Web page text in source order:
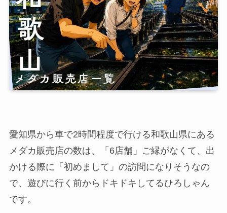
愛知県から車で2時間程度で行ける和歌山県にある
メダカ販売店の数は、「6店舗」ご縁がなくて、出
かける際に「初めまして」の訪問になりそうなの
で、遊びに行く前からドキドキしてるひろしゃん
です。